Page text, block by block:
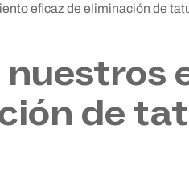
eficaz de eliminación de
nuestros
de